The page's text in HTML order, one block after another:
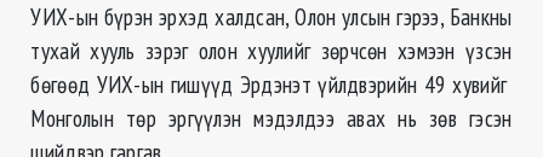
УИХ-ын бүрэн эрхэд халдсан, Олон улсын гэрээ, Банкны
тухай хууль зэрэг олон хуулийг зөрчсөн хэмээн үзсэн
бөгөөд УИХ-ын гишүүд Эрдэнэт үйлдвэрийн 49 хувийг
Монголын төр эргүүлэн мэдэлдээ авах нь зөв гэсэн